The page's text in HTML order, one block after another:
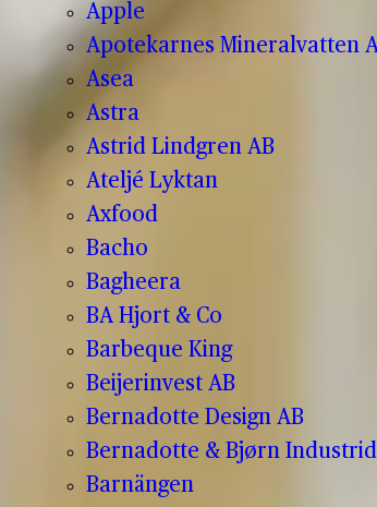
Apple
Apotekarnes Mineralvatten
Asea
Astra
Astrid Lindgren AB
Ateljé Lyktan
Axfood
Bacho
Bagheera
BA Hjort & Co
Barbeque King
Beijerinvest AB
Bernadotte Design AB
Bernadotte & Bjørn
Barnängen